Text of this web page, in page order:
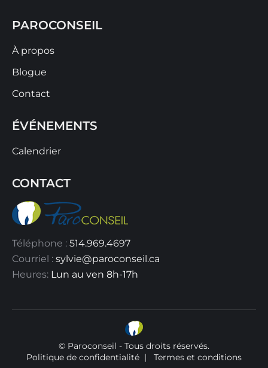
PAROCONSEIL
À propos
Blogue
Contact
ÉVÉNEMENTS
Calendrier
CONTACT
Téléphone : 514.969.4697
Courriel : sylvie@paroconseil.ca
Heures: Lun au ven 8h-17h
© Paroconseil - Tous droits réservés.
Politique de confidentialité | Termes et conditions